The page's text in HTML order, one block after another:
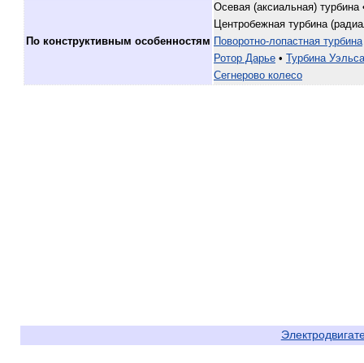
По конструктивным особенностям
Осевая (аксиальная) турбина
Центробежная турбина
Поворотно-лопастная турбина
Ротор Дарье • Турбина Уэльса
Сегнерово колесо